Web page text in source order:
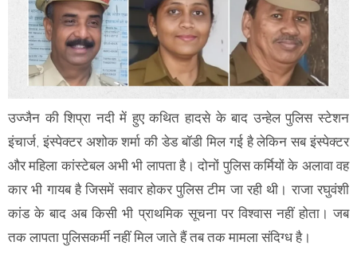
उज्जैन की शिप्रा नदी में हुए कथित हादसे के बाद उन्हेल पुलिस स्टेशन
इंचार्ज, इंस्पेक्टर अशोक शर्मा की डेड बॉडी मिल गई है लेकिन सब इंस्पेक्टर
और महिला कांस्टेबल अभी भी लापता है। दोनों पुलिस कर्मियों के अलावा वह
कार भी गायब है जिसमें सवार होकर पुलिस टीम जा रही थी। राजा रघुवंशी
कांड के बाद अब किसी भी प्राथमिक सूचना पर विश्वास नहीं होता। जब
तक लापता पुलिसकर्मी नहीं मिल जाते हैं तब तक मामला संदिग्ध है।